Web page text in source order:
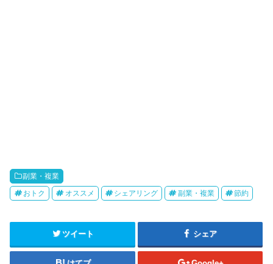
副業・複業
おトク オススメ シェアリング 副業・複業 節約
ツイート シェア